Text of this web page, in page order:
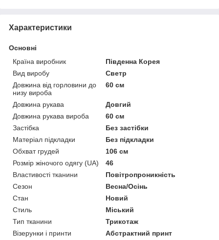
Характеристики
Основні
Країна виробник
Південна Корея
Вид виробу
Светр
Довжина від горловини до
низу вироба
60 см
Довжина рукава
Довгий
Довжина рукава вироба
60 см
Застібка
Без застібки
Матеріал підкладки
Без підкладки
Обхват грудей
106 см
Розмір жіночого одягу (UA)
46
Властивості тканини
Повітропроникність
Сезон
Весна/Осінь
Стан
Новий
Стиль
Міський
Тип тканини
Трикотаж
Візерунки і принти
Абстрактний принт